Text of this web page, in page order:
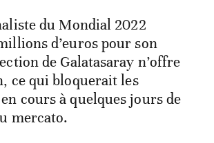
du Mondial 2022
d’euros pour son
de Galatasaray n’offre
ce qui bloquerait les
cours à quelques jours de
mercato.